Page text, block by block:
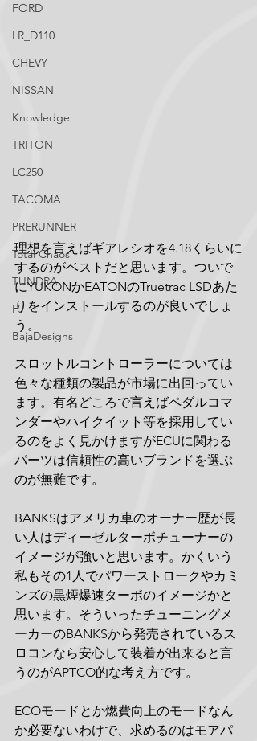
FORD
LR_D110
CHEVY
NISSAN
Knowledge
TRITON
LC250
TACOMA
PRERUNNER
Total Chaos
TUNDRA
FJ
BajaDesigns
理想を言えばギアレシオを4.18くらいに
するのがベストだと思います。ついで
にYUKONかEATONのTruetrac LSDあた
りをインストールするのが良いでしょ
う。
スロットルコントローラーについては
色々な種類の製品が市場に出回ってい
ます。有名どころで言えばペダルコマ
ンダーやハイクイット等を採用してい
るのをよく見かけますがECUに関わる
パーツは信頼性の高いブランドを選ぶ
のが無難です。
BANKSはアメリカ車のオーナー歴が長
い人はディーゼルターボチューナーの
イメージが強いと思います。かくいう
私もその1人でパワーストロークやカミ
ンズの黒煙爆速ターボのイメージかと
思います。そういったチューニングメ
ーカーのBANKSから発売されているス
ロコンなら安心して装着が出来ると言
うのがAPTCO的な考え方です。
ECOモードとか燃費向上のモードなん
か必要ないわけで、求めるのはモアパ